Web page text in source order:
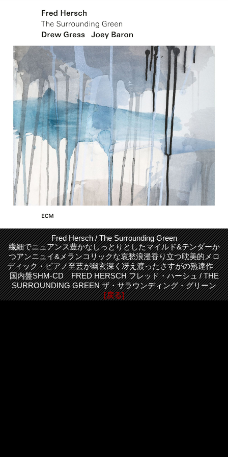
Fred Hersch / The Surrounding Green
繊細でニュアンス豊かなしっとりとしたマイルド&テンダーか
つアンニュイ&メランコリックな哀愁浪漫香り立つ耽美的メロ
ディック・ピアノ至芸が幽玄深く冴え渡ったさすがの熟達作
国内盤SHM-CD FRED HERSCH フレッド・ハーシュ / THE
SURROUNDING GREEN ザ・サラウンディング・グリーン
[戻る]